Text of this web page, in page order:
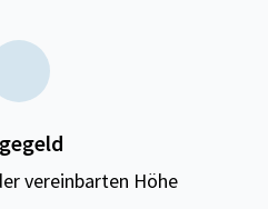
vereinbarten Höhe